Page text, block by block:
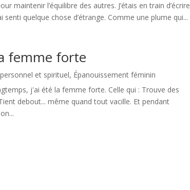
maintenir l’équilibre des autres. J’étais en train d’écrire
quelque chose d’étrange. Comme une plume qui...
femme forte
et spirituel, Épanouissement féminin
j'ai été la femme forte. Celle qui : Trouve des
debout... même quand tout vacille. Et pendant